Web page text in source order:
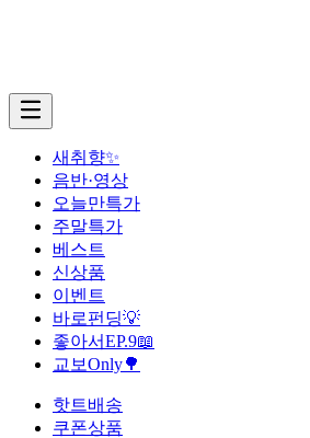
새취향✨
음반·영상
오늘만특가
주말특가
베스트
신상품
이벤트
바로펀딩💡
좋아서EP.9📖
교보Only🌳
핫트배송
쿠폰상품